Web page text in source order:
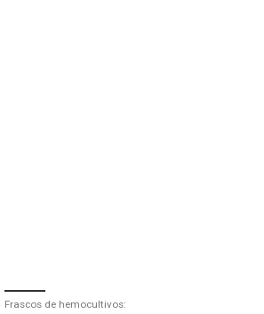
Frascos de hemocultivos: